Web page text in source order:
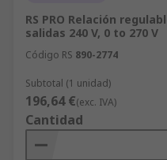
RS PRO Relación
salidas 240 V, 0 to 270 V
Código RS 890-2774
Subtotal (1 unidad)
196,64 €(exc. IVA)
Cantidad